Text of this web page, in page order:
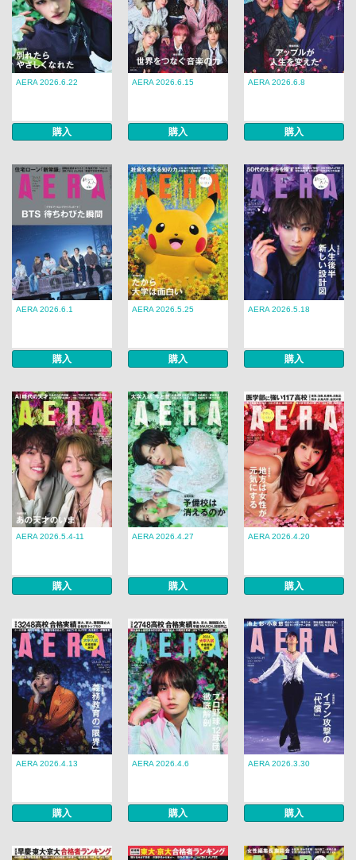
AERA 2026.6.22
購入
AERA 2026.6.15
購入
AERA 2026.6.8
購入
AERA 2026.6.1
購入
AERA 2026.5.25
購入
AERA 2026.5.18
購入
AERA 2026.5.4-11
購入
AERA 2026.4.27
購入
AERA 2026.4.20
購入
AERA 2026.4.13
購入
AERA 2026.4.6
購入
AERA 2026.3.30
購入